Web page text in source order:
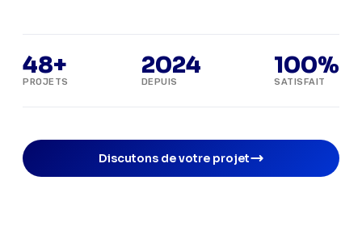
48+
PROJETS
2024
DEPUIS
100%
SATISFAIT
Discutons de votre projet